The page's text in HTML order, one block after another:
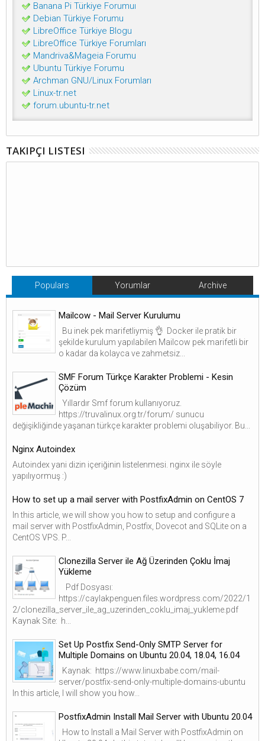
Banana Pi Türkiye Forumuı
Debian Türkiye Forumu
LibreOffice Türkiye Blogu
LibreOffice Türkiye Forumları
Mandriva&Mageia Forumu
Ubuntu Türkiye Forumu
Archman GNU/Linux Forumları
Linux-tr.net
forum.ubuntu-tr.net
TAKIPÇI LISTESI
Populars Yorumlar Archive
Mailcow - Mail Server Kurulumu
Bu inek pek marifetliymiş 👌 Docker ile pratik bir
şekilde kurulum yapılabilen Mailcow pek marifetli bir
o kadar da kolayca ve zahmetsiz...
SMF Forum Türkçe Karakter Problemi - Kesin
Çözüm
Yıllardır Smf forum kullanıyoruz.
https://truvalinux.org.tr/forum/ sunucu
değişikliğinde yaşanan türkçe karakter problemi oluşabiliyor. Bu...
Nginx Autoindex
Autoindex yani dizin içeriğinin listelenmesi. nginx ile söyle
yapılıyormuş :)
How to set up a mail server with PostfixAdmin on CentOS 7
In this article, we will show you how to setup and configure a
mail server with PostfixAdmin, Postfix, Dovecot and SQLite on a
CentOS VPS. P...
Clonezilla Server ile Ağ Üzerinden Çoklu İmaj
Yükleme
Pdf Dosyası:
https://caylakpenguen.files.wordpress.com/2022/1
2/clonezilla_server_ile_ag_uzerinden_coklu_imaj_yukleme.pdf
Kaynak Site: h...
Set Up Postfix Send-Only SMTP Server for
Multiple Domains on Ubuntu 20.04, 18.04, 16.04
Kaynak: https://www.linuxbabe.com/mail-
server/postfix-send-only-multiple-domains-ubuntu
In this article, I will show you how...
PostfixAdmin Install Mail Server with Ubuntu 20.04
How to Install a Mail Server with PostfixAdmin on